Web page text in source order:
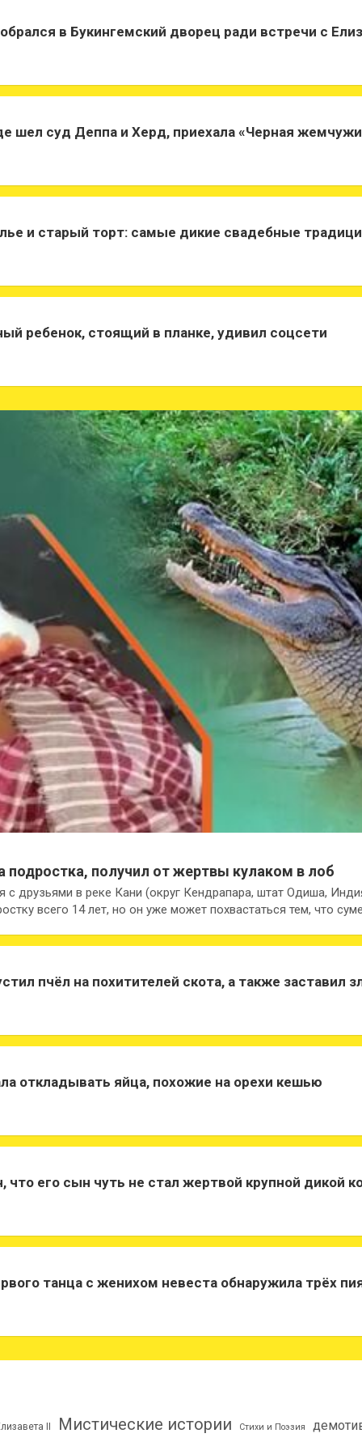
в Букингемский дворец ради встречи с
шел суд Деппа и Херд, приехала «Черная
и старый торт: самые дикие свадебные
ребенок, стоящий в планке, удивил соцсети
подростка, получил от жертвы кулаком в лоб
с друзьями в реке Кани (округ Кендрапара, штат Одиша,
всего 14 лет, но он уже может похвастаться тем, что
пчёл на похитителей скота, а также заставил
откладывать яйца, похожие на орехи кешью
что его сын чуть не стал жертвой крупной дикой
танца с женихом невеста обнаружила трёх
II Мистические истории Стихи и Поэзия